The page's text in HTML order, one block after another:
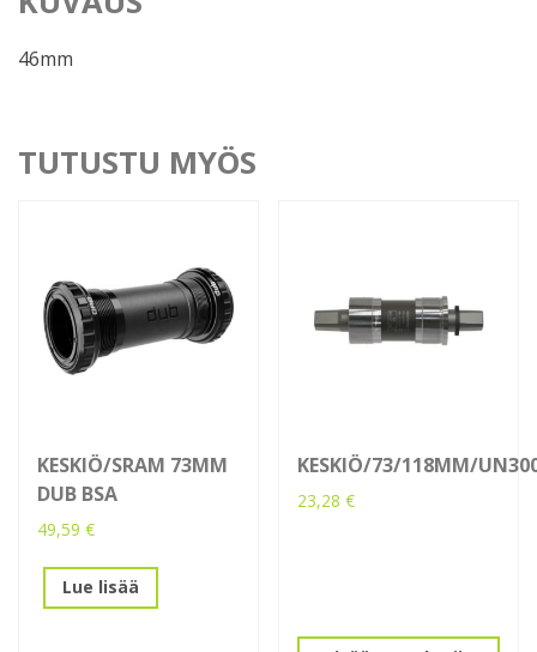
46mm
TUTUSTU MYÖS
KESKIÖ/SRAM 73MM
DUB BSA
49,59 €
Lue lisää
KESKIÖ/73/118MM/
23,28€